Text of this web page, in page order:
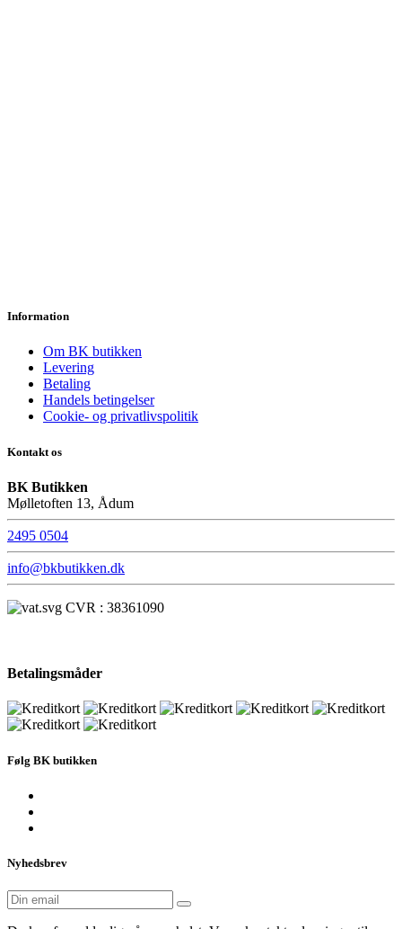
Information
Om BK butikken
Levering
Betaling
Handels betingelser
Cookie- og privatlivspolitik
Kontakt os
BK Butikken
Mølletoften 13, Ådum
2495 0504
info@bkbutikken.dk
CVR : 38361090
Betalingsmåder
Følg BK butikken
Nyhedsbrev